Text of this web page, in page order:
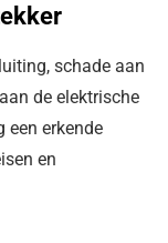
schade aan
de elektrische
een erkende
en